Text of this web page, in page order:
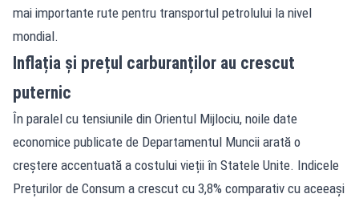
mai importante rute pentru transportul petrolului la nivel
mondial.
Inflația și prețul carburanților au crescut
puternic
În paralel cu tensiunile din Orientul Mijlociu, noile date
economice publicate de Departamentul Muncii arată o
creștere accentuată a costului vieții în Statele Unite. Indicele
Prețurilor de Consum a crescut cu 3,8% comparativ cu aceeași